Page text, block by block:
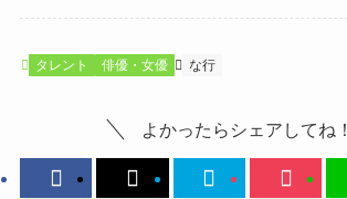
タレント 俳優・女優 な行
よかったらシェアしてね！